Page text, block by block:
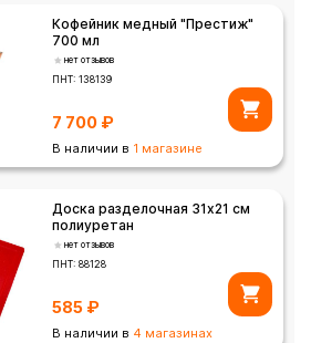
Кофейник медный "Престиж"
700 мл
нет отзывов
ПНТ:138139
7 700 ₽
В наличии в 1 магазине
Доска разделочная 31х21 см
полиуретан
нет отзывов
ПНТ:88128
585 ₽
В наличии в 4 магазинах